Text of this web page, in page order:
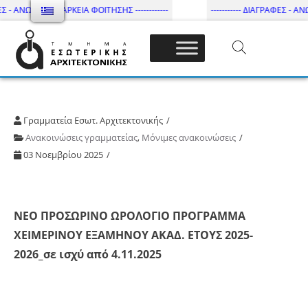
ΑΝΩΤΑΤΗ ΔΙΑΡΚΕΙΑ ΦΟΙΤΗΣΗΣ ------------ ----------- ΔΙΑΓΡΑΦΕΣ -
Τμήμα Εσωτ. Αρχιτεκτονικής – ΔΙ.ΠΑ.Ε
Γραμματεία Εσωτ. Αρχιτεκτονικής
Ανακοινώσεις γραμματείας, Μόνιμες ανακοινώσεις
03 Νοεμβρίου 2025
ΝΕΟ ΠΡΟΣΩΡΙΝΟ ΩΡΟΛΟΓΙΟ ΠΡΟΓΡΑΜΜΑ
ΧΕΙΜΕΡΙΝΟΥ ΕΞΑΜΗΝΟΥ ΑΚΑΔ. ΕΤΟΥΣ 2025-
2026_σε ισχύ από 4.11.2025